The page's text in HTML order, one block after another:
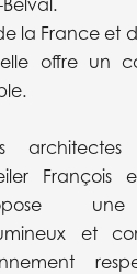
la France et
elle offre un
François
et